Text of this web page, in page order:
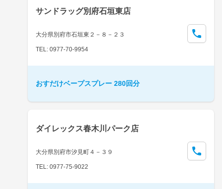
サンドラッグ別府石垣東店
大分県別府市石垣東２－８－２３
TEL: 0977-70-9954
おすだけベープスプレー 280回分
ダイレックス春木川パーク店
大分県別府市汐見町４－３９
TEL: 0977-75-9022